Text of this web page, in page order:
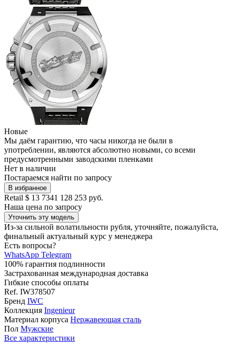
Новые
Мы даём гарантию, что часы никогда не были в
употреблении, являются абсолютно новыми, со всеми
предусмотренными заводскими пленками
Нет в наличии
Постараемся найти по запросу
В избранное
Retail $ 13 7341 128 253 руб.
Наша цена по запросу
Уточнить эту модель
Из-за сильной волатильности рубля, уточняйте, пожалуйста,
финальный актуальный курс у менеджера
Есть вопросы?
WhatsApp Telegram
100% гарантия подлинности
Застрахованная международная доставка
Гибкие способы оплаты
Ref. IW378507
Бренд IWC
Коллекция Ingenieur
Материал корпуса Нержавеющая сталь
Пол Мужские
Все характеристики